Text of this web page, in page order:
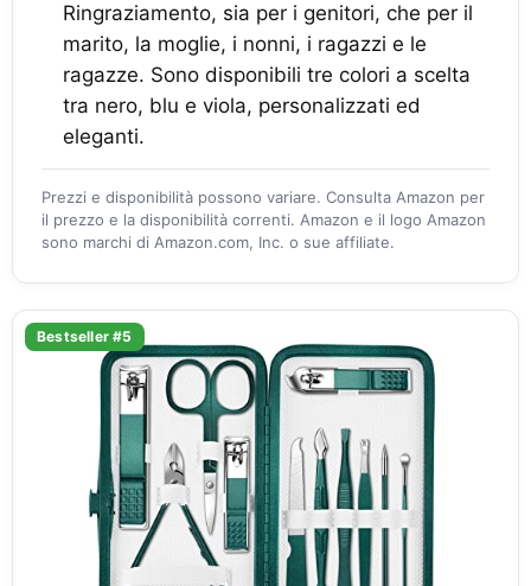
Ringraziamento, sia per i genitori, che per il
marito, la moglie, i nonni, i ragazzi e le
ragazze. Sono disponibili tre colori a scelta
tra nero, blu e viola, personalizzati ed
eleganti.
Prezzi e disponibilità possono variare. Consulta Amazon per
il prezzo e la disponibilità correnti. Amazon e il logo Amazon
sono marchi di Amazon.com, Inc. o sue affiliate.
Bestseller #5